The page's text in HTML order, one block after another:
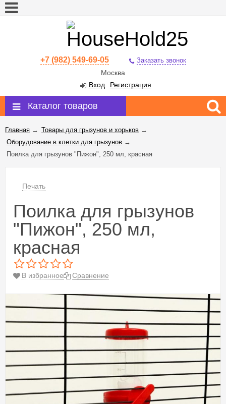
+7 (982) 549-69-05 Заказать звонок
Москва
Вход
Регистрация
Каталог товаров
Главная → Товары для грызунов и хорьков →
Оборудование в клетки для грызунов →
Поилка для грызунов "Пижон", 250 мл, красная
Печать
Поилка для грызунов
"Пижон", 250 мл,
красная
В избранное Сравнение